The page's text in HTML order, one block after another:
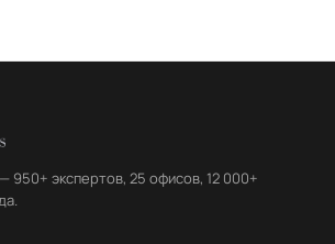
экспертов, 25 офисов, 12 000+